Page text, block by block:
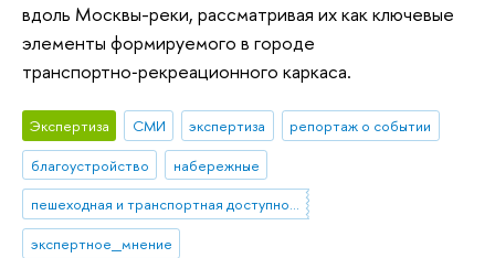
вдоль Москвы-реки, рассматривая их как ключевые
элементы формируемого в городе
транспортно‑рекреационного каркаса.
Экспертиза СМИ экспертиза
репортаж о событии
благоустройство
набережные
пешеходная и транспортная доступность
экспертное_мнение